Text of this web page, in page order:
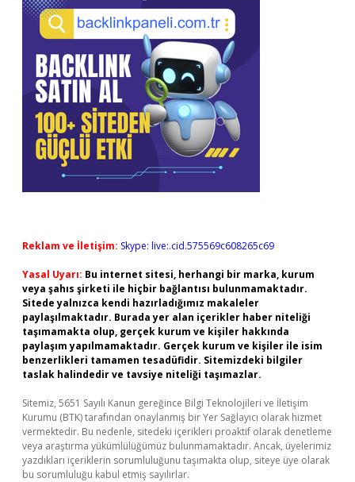
Reklam ve İletişim: Skype: live:.cid.575569c608265c69
Yasal Uyarı: Bu internet sitesi, herhangi bir marka, kurum
veya şahıs şirketi ile hiçbir bağlantısı bulunmamaktadır.
Sitede yalnızca kendi hazırladığımız makaleler
paylaşılmaktadır. Burada yer alan içerikler haber niteliği
taşımamakta olup, gerçek kurum ve kişiler hakkında
paylaşım yapılmamaktadır. Gerçek kurum ve kişiler ile isim
benzerlikleri tamamen tesadüfidir. Sitemizdeki bilgiler
taslak halindedir ve tavsiye niteliği taşımazlar.
Sitemiz, 5651 Sayılı Kanun gereğince Bilgi Teknolojileri ve İletişim
Kurumu (BTK) tarafından onaylanmış bir Yer Sağlayıcı olarak hizmet
vermektedir. Bu nedenle, sitedeki içerikleri proaktif olarak denetleme
veya araştırma yükümlülüğümüz bulunmamaktadır. Ancak, üyelerimiz
yazdıkları içeriklerin sorumluluğunu taşımakta olup, siteye üye olarak
bu sorumluluğu kabul etmiş sayılırlar.